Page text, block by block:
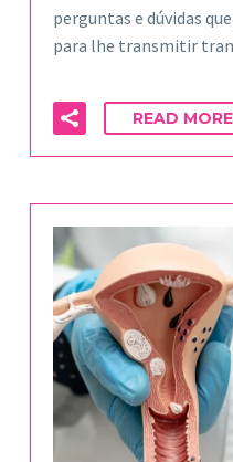
perguntas e dúvidas
para lhe transmitir
READ MORE